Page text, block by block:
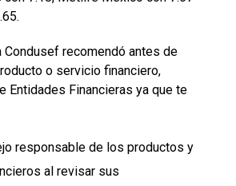
Condusef recomendó antes de
o servicio financiero,
Entidades Financieras ya que te
responsable de los productos y
al revisar sus